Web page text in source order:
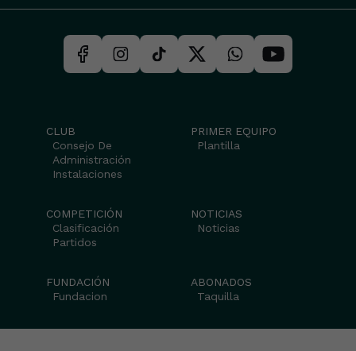
CLUB
Consejo De
Administración
Instalaciones
PRIMER EQUIPO
Plantilla
COMPETICIÓN
Clasificación
Partidos
NOTICIAS
Noticias
FUNDACIÓN
Fundacion
ABONADOS
Taquilla